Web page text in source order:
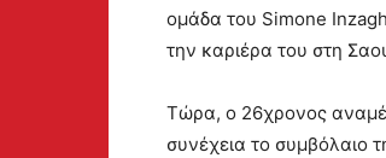
ομάδα του Simone
την καριέρα του στη
Τώρα, ο 26χρονος
συνέχεια το συμβόλαιο